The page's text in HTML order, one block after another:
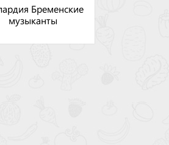
Бременские
музыканты